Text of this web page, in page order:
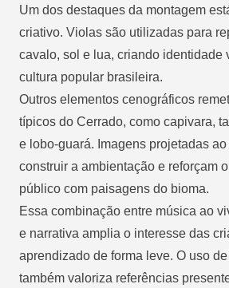
Um dos destaques da montagem
criativo. Violas são utilizadas para
cavalo, sol e lua, criando identidade
cultura popular brasileira.
Outros elementos cenográficos
típicos do Cerrado, como capivara,
e lobo-guará. Imagens projetadas
construir a ambientação e reforçam
público com paisagens do bioma.
Essa combinação entre música ao
e narrativa amplia o interesse das
aprendizado de forma leve. O uso
também valoriza referências